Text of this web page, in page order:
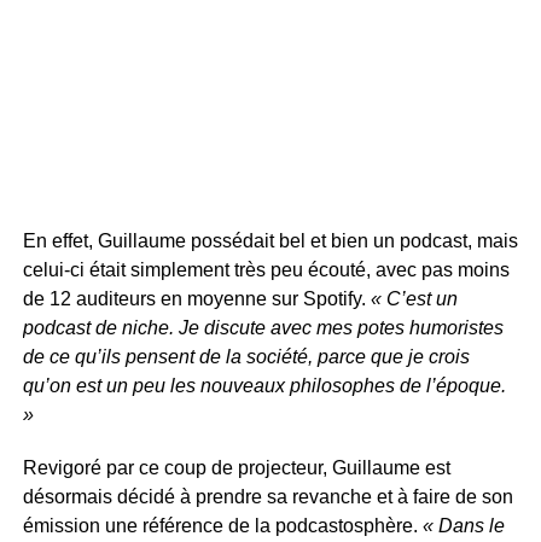
En effet, Guillaume possédait bel et bien un podcast, mais
celui-ci était simplement très peu écouté, avec pas moins
de 12 auditeurs en moyenne sur Spotify. « C’est un
podcast de niche. Je discute avec mes potes humoristes
de ce qu’ils pensent de la société, parce que je crois
qu’on est un peu les nouveaux philosophes de l’époque.
»
Revigoré par ce coup de projecteur, Guillaume est
désormais décidé à prendre sa revanche et à faire de son
émission une référence de la podcastosphère. « Dans le